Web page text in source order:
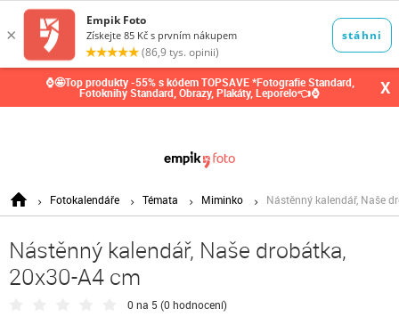
⌚🤩Top produkty -55% s kódem TOPSAVE *Fotografie Standard,
Fotoknihy Standard, Obrazy, Plakáty, Leporelo👈⌚ X
Fotokalendáře Témata Miminko Nástěnný kalendář, Naše
Nástěnný kalendář, Naše drobátka,
20x30-A4 cm
0 na 5 (0 hodnocení)